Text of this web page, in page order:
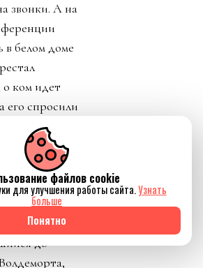
звонки. А на
в белом доме
ком идет
его спросили
вспомнив,
что не
с
Лишенный
патрона,
до
файлов cookie
для улучшения работы сайта.Узнать
больше
Понятно